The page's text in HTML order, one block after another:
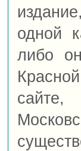
одной
либо
сайте,